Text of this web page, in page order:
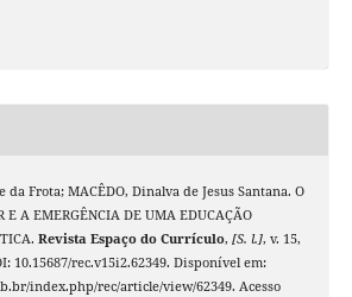
da Frota; MACÊDO, Dinalva de Jesus Santana. O
E A EMERGÊNCIA DE UMA EDUCAÇÃO
Revista Espaço do Currículo, [S. l.], v. 15,
10.15687/rec.v15i2.62349. Disponível em:
index.php/rec/article/view/62349. Acesso